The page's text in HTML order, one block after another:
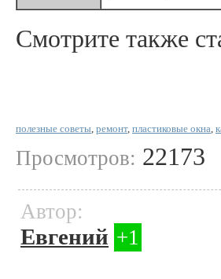
Смотрите также
полезные советы, ремонт, пластиковые окна,
Просмотров: 22173
Автор:
Евгений +1